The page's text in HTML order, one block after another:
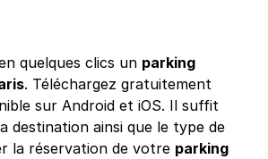
quelques clics un parking
. Téléchargez gratuitement
sur Android et iOS. Il suffit
destination ainsi que le type de
la réservation de votre parking